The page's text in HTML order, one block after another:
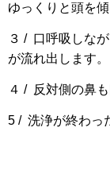
ゆっくりと頭を
３ / 口呼吸しな
が流れ出します。
４ / 反対側の鼻
5 / 洗浄が終わっ